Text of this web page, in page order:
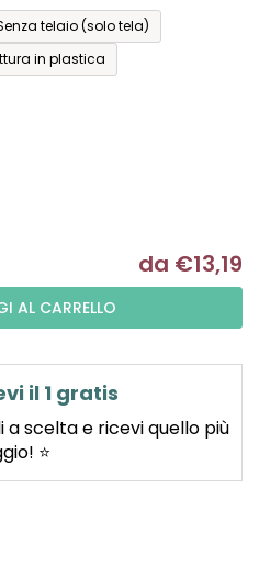
telaio (solo tela)
in plastica
da €13,19
AL CARRELLO
il 1 gratis
a scelta e ricevi quello più
⭐